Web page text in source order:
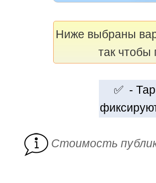
Ниже выбраны
так чтобы
✅ -
Cтоимость